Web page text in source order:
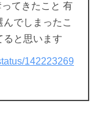
てきたこと 有
でしまったこ
と思います
142223269